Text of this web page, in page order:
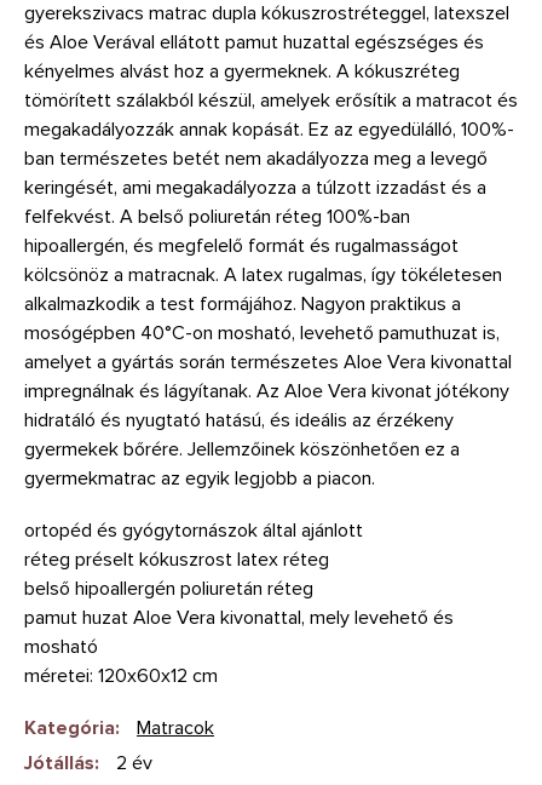
gyerekszivacs matrac dupla kókuszrostréteggel, latexszel
és Aloe Verával ellátott pamut huzattal egészséges és
kényelmes alvást hoz a gyermeknek. A kókuszréteg
tömörített szálakból készül, amelyek erősítik a matracot és
megakadályozzák annak kopását. Ez az egyedülálló, 100%-
ban természetes betét nem akadályozza meg a levegő
keringését, ami megakadályozza a túlzott izzadást és a
felfekvést. A belső poliuretán réteg 100%-ban
hipoallergén, és megfelelő formát és rugalmasságot
kölcsönöz a matracnak. A latex rugalmas, így tökéletesen
alkalmazkodik a test formájához. Nagyon praktikus a
mosógépben 40°C-on mosható, levehető pamuthuzat is,
amelyet a gyártás során természetes Aloe Vera kivonattal
impregnálnak és lágyítanak. Az Aloe Vera kivonat jótékony
hidratáló és nyugtató hatású, és ideális az érzékeny
gyermekek bőrére. Jellemzőinek köszönhetően ez a
gyermekmatrac az egyik legjobb a piacon.
ortopéd és gyógytornászok által ajánlott
réteg préselt kókuszrost latex réteg
belső hipoallergén poliuretán réteg
pamut huzat Aloe Vera kivonattal, mely levehető és
mosható
méretei: 120x60x12 cm
Kategória:
Matracok
Jótállás:
2 év